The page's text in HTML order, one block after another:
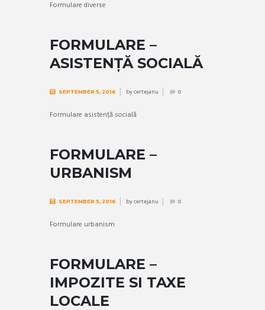
Formulare diverse
FORMULARE –
ASISTENȚĂ SOCIALĂ
SEPTEMBER 5, 2016 bycertejanu 0
Formulare asistență socială
FORMULARE –
URBANISM
SEPTEMBER 5, 2016 bycertejanu 0
Formulare urbanism
FORMULARE –
IMPOZITE SI TAXE
LOCALE